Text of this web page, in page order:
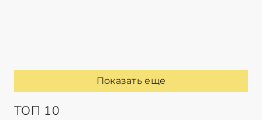
Показать еще
ТОП 10